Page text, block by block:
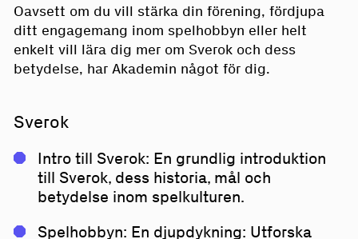
Oavsett om du vill stärka din förening, fördjupa
ditt engagemang inom spelhobbyn eller helt
enkelt vill lära dig mer om Sverok och dess
betydelse, har Akademin något för dig.
Sverok
Intro till Sverok: En grundlig introduktion
till Sverok, dess historia, mål och
betydelse inom spelkulturen.
Spelhobbyn: En djupdykning: Utforska